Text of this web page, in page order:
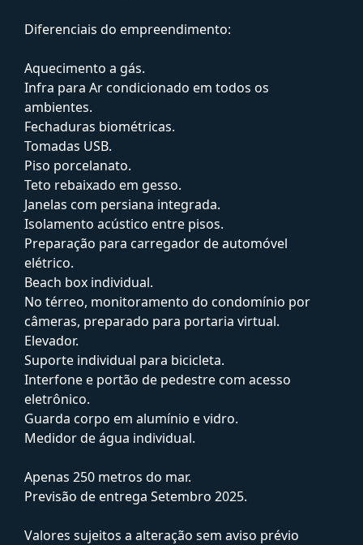
Diferenciais do empreendimento:
Aquecimento a gás.
Infra para Ar condicionado em todos os
ambientes.
Fechaduras biométricas.
Tomadas USB.
Piso porcelanato.
Teto rebaixado em gesso.
Janelas com persiana integrada.
Isolamento acústico entre pisos.
Preparação para carregador de automóvel
elétrico.
Beach box individual.
No térreo, monitoramento do condomínio por
câmeras, preparado para portaria virtual.
Elevador.
Suporte individual para bicicleta.
Interfone e portão de pedestre com acesso
eletrônico.
Guarda corpo em alumínio e vidro.
Medidor de água individual.
Apenas 250 metros do mar.
Previsão de entrega Setembro 2025.
Valores sujeitos a alteração sem aviso prévio